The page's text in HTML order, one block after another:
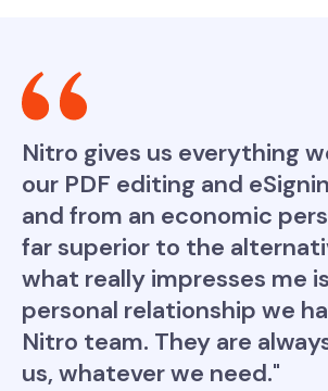
Nitro gives us everything
our PDF editing and
and from an economic
far superior to the
what really impresses me
personal relationship we
Nitro team. They are
us, whatever we need."